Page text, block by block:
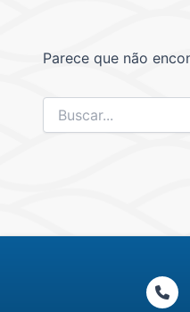
Parece que não
Pesquisar
por: